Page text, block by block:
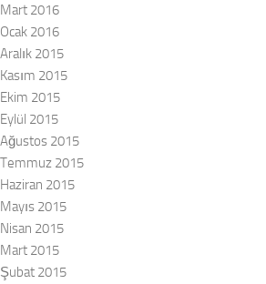
Mart 2016
Ocak 2016
Aralık 2015
Kasım 2015
Ekim 2015
Eylül 2015
Ağustos 2015
Temmuz 2015
Haziran 2015
Mayıs 2015
Nisan 2015
Mart 2015
Şubat 2015